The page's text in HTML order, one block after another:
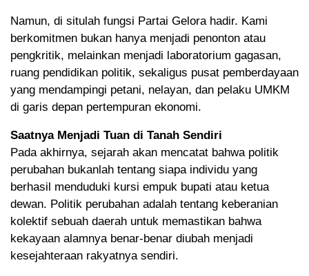
Namun, di situlah fungsi Partai Gelora hadir. Kami
berkomitmen bukan hanya menjadi penonton atau
pengkritik, melainkan menjadi laboratorium gagasan,
ruang pendidikan politik, sekaligus pusat pemberdayaan
yang mendampingi petani, nelayan, dan pelaku UMKM
di garis depan pertempuran ekonomi.
Saatnya Menjadi Tuan di Tanah Sendiri
Pada akhirnya, sejarah akan mencatat bahwa politik
perubahan bukanlah tentang siapa individu yang
berhasil menduduki kursi empuk bupati atau ketua
dewan. Politik perubahan adalah tentang keberanian
kolektif sebuah daerah untuk memastikan bahwa
kekayaan alamnya benar-benar diubah menjadi
kesejahteraan rakyatnya sendiri.